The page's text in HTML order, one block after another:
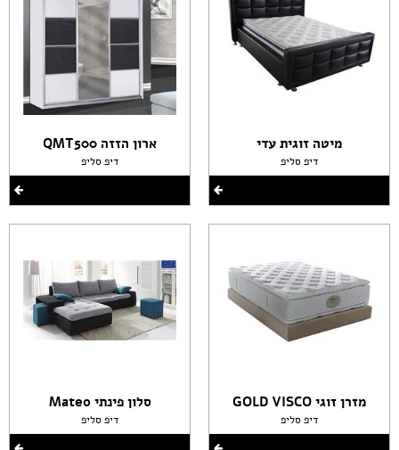
מיטה זוגית עדי
דיפ סליפ
מזרן זוגי GOLD VISCO
דיפ סליפ
ארון הזזה QMT500
דיפ סליפ
סלון פינתי Mateo
דיפ סליפ